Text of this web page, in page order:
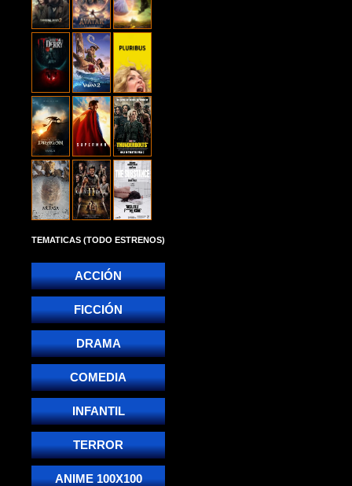
TEMATICAS (TODO ESTRENOS)
ACCIÓN
FICCIÓN
DRAMA
COMEDIA
INFANTIL
TERROR
ANIME 100X100